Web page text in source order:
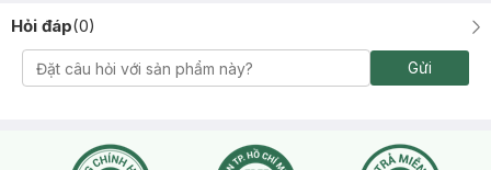
Hỏi đáp(0)
Gửi